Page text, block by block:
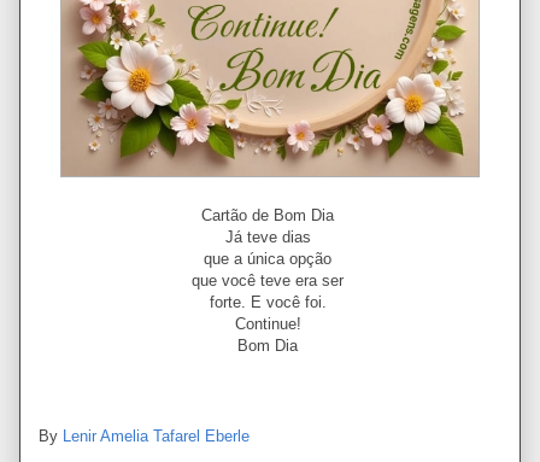
Cartão de Bom Dia
Já teve dias
que a única opção
que você teve era ser
forte. E você foi.
Continue!
Bom Dia
By Lenir Amelia Tafarel Eberle